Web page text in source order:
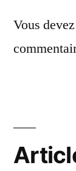
Vous devez